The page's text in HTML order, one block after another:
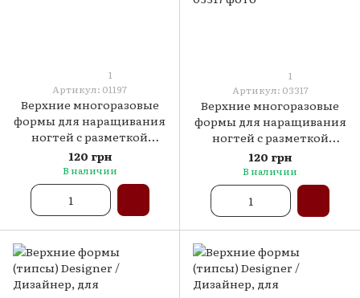
1
Артикул: 01197
Верхние многоразовые
формы для наращивания
ногтей с разметкой
Global Fashion Миндаль,
120шт. № 3
120 грн
В наличии
1
Артикул: 03317
Верхние многоразовые
формы для наращивания
ногтей с разметкой
Global Fashion Арочный
Миндаль, 120шт. № 4
120 грн
В наличии